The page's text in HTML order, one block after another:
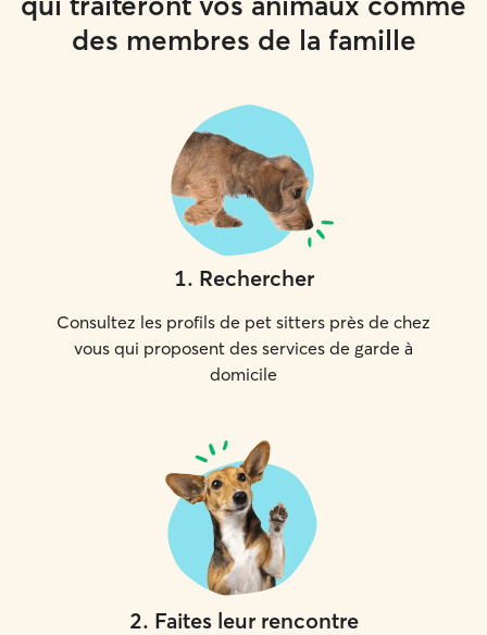
des membres de la famille
1. Rechercher
Consultez les profils de pet sitters près de chez
vous qui proposent des services de garde à
domicile
2. Faites leur rencontre